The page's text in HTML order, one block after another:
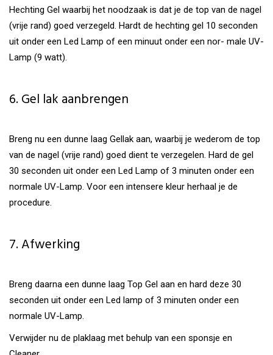
Hechting Gel waarbij het noodzaak is dat je de top van de nagel
(vrije rand) goed verzegeld. Hardt de hechting gel 10 seconden
uit onder een Led Lamp of een minuut onder een nor- male UV-
Lamp (9 watt).
6. Gel lak aanbrengen
Breng nu een dunne laag Gellak aan, waarbij je wederom de top
van de nagel (vrije rand) goed dient te verzegelen. Hard de gel
30 seconden uit onder een Led Lamp of 3 minuten onder een
normale UV-Lamp. Voor een intensere kleur herhaal je de
procedure.
7. Afwerking
Breng daarna een dunne laag Top Gel aan en hard deze 30
seconden uit onder een Led lamp of 3 minuten onder een
normale UV-Lamp.
Verwijder nu de plaklaag met behulp van een sponsje en